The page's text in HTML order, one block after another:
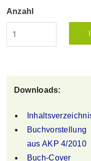
Anzahl
Downloads:
Buchvorstellung
aus AKP 4/2010
Buch-Cover